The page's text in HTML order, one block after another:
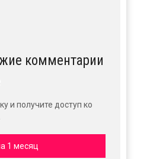
комментарии
и получите доступ ко
1 месяц